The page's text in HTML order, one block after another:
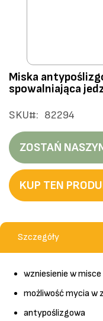
Przejdź
na
początek
galerii
Miska
spowalniająca
SKU 82294
ZOSTAŃ
KUP TEN
Szczegóły
wzniesienie w
możliwość mycia w
antypoślizgowa